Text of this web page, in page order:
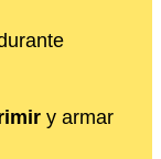
y armar